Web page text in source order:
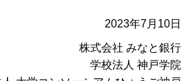
2023年7月10日
株式会社 みなと銀行
学校法人 神戸学院